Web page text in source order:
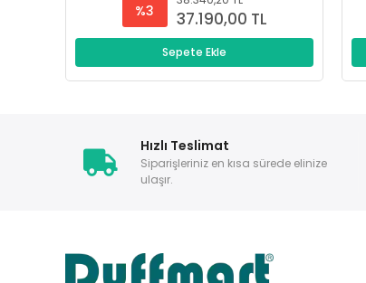
%3 37.190,00 TL
Sepete Ekle
Hızlı Teslimat
Siparişleriniz en kısa sürede elinize
ulaşır.